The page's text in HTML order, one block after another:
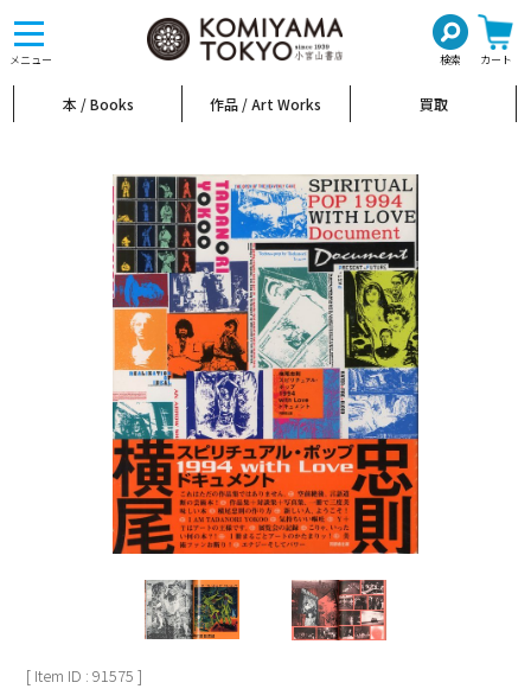
メニュー 検索 カート
toggle
navigation
本 / Books 作品 / Art Works 買取
[ Item ID : 91575 ]